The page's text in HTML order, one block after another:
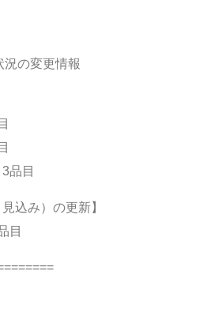
況の変更情報
品目
込み）の更新】
目